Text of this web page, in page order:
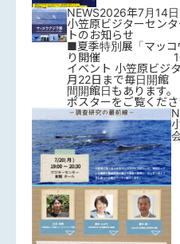
NEWS2026年7月14日
小笠原ビジターセン
トのお知らせ
■夏季特別展「マッコ
り開催 10月6
イベント 小笠原ビジ
月22日まで毎
間開館日もあります
ポスターをご覧くだ